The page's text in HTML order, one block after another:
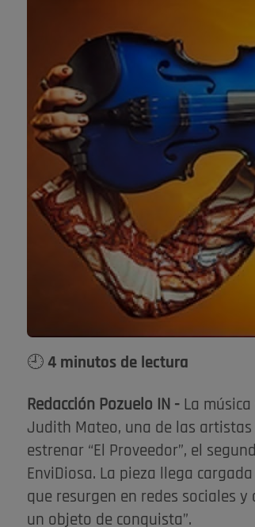
🕘 4 minutos de lectura
Redacción Pozuelo IN - La
Judith Mateo, una de las
estrenar “El Proveedor”, el
EnviDiosa. La pieza llega
que resurgen en redes sociales
un objeto de conquista”.